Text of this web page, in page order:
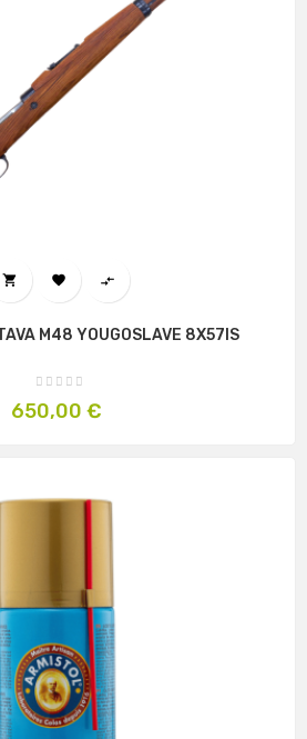
  
M48 YOUGOSLAVE 8X57IS
Prix
650,00 €